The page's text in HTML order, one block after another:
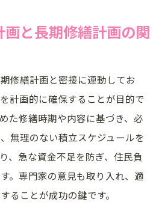
滑にするための長期修繕計画
書提出後の見直しと今後の進
と長期修繕計画の関
修繕計画と密接に連動してお
計画的に確保することが目的で
た修繕時期や内容に基づき、必
無理のない積立スケジュールを
、急な資金不足を防ぎ、住民負
。専門家の意見も取り入れ、適
ることが成功の鍵です。